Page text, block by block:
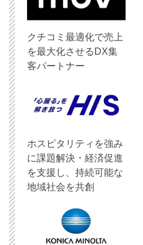
クチコミ最適化で売上
を最大化させるDX集
客パートナー
ホスピタリティを強み
に課題解決・経済促進
を支援し、持続可能な
地域社会を共創